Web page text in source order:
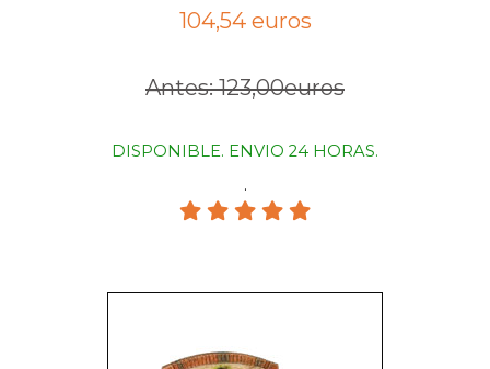
104,54 euros
Antes: 123,00euros
DISPONIBLE. ENVIO 24 HORAS.
.